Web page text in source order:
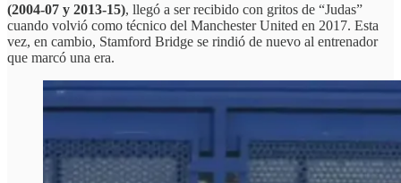
(2004-07 y 2013-15), llegó a ser recibido con gritos de “Judas”
cuando volvió como técnico del Manchester United en 2017. Esta
vez, en cambio, Stamford Bridge se rindió de nuevo al entrenador
que marcó una era.